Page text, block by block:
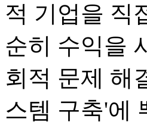
적 기업을 직
순히 수익을
회적 문제 해
스템 구축'에